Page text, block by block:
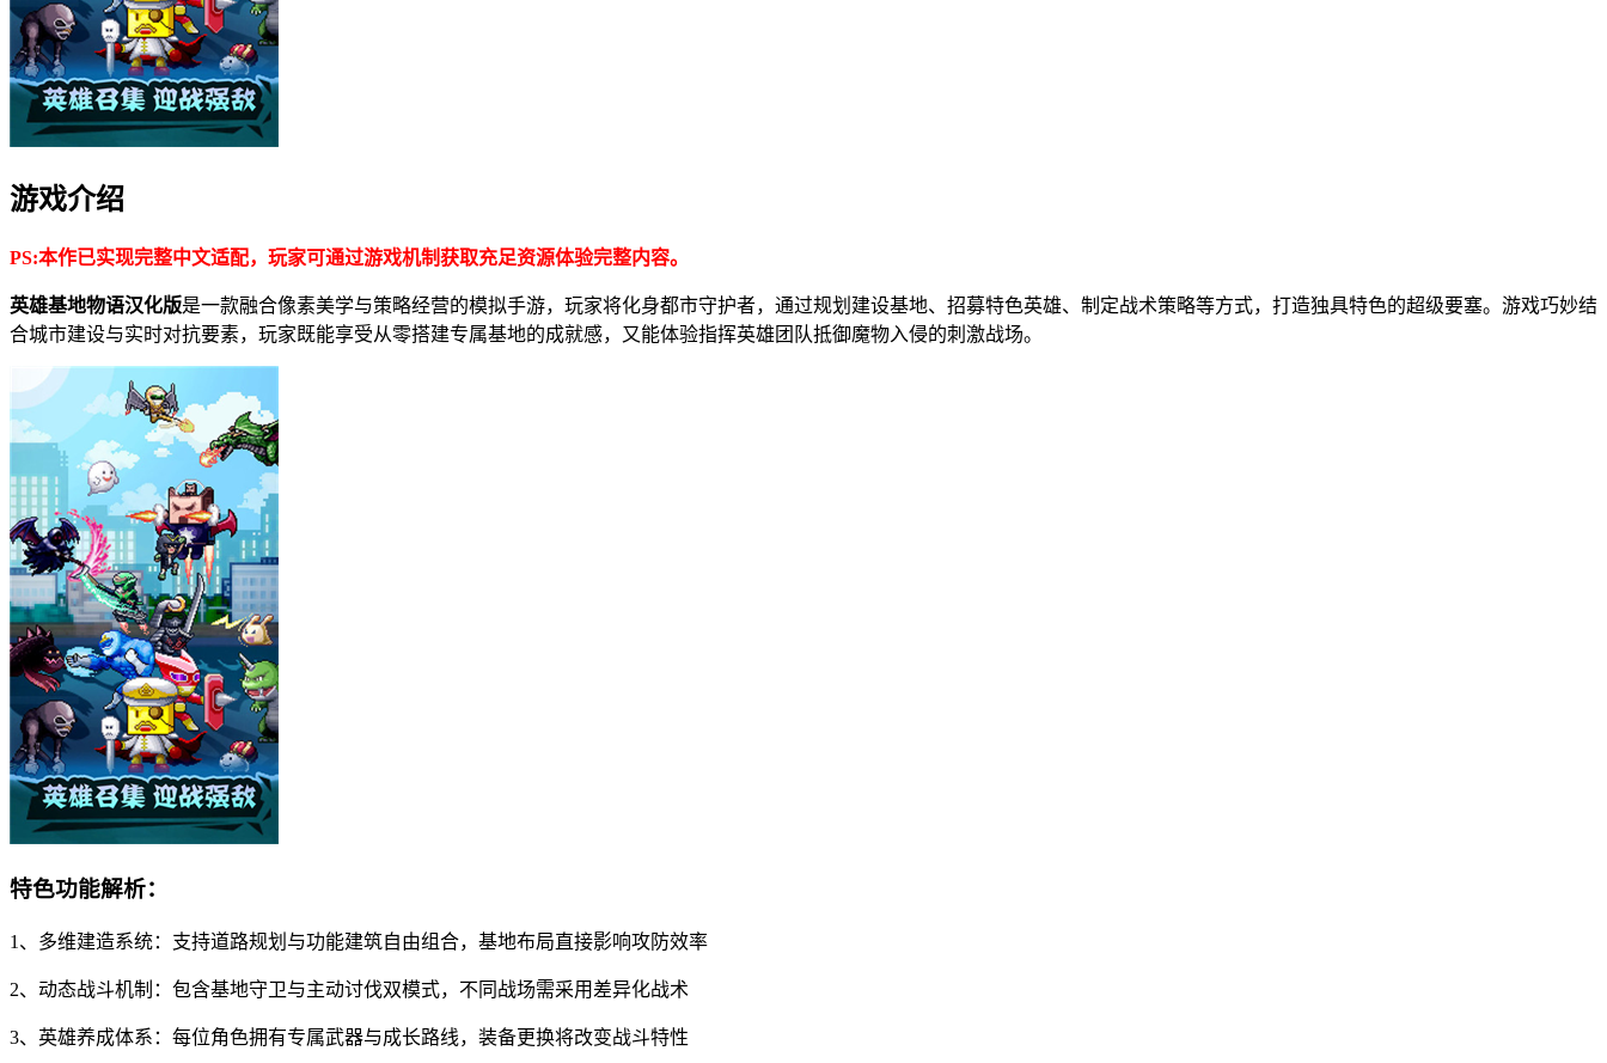
游戏介绍
PS:本作已实现完整中文适配，玩家可通过游戏机制获取充足资源体验完整内容。
英雄基地物语汉化版是一款融合像素美学与策略经营的模拟手游，玩家将化身都市守护者，通过规划建设基地、招募特色英雄、制定战术策略等方式，打造独具特色的超级要塞。游戏巧妙结
合城市建设与实时对抗要素，玩家既能享受从零搭建专属基地的成就感，又能体验指挥英雄团队抵御魔物入侵的刺激战场。
特色功能解析：
1、多维建造系统：支持道路规划与功能建筑自由组合，基地布局直接影响攻防效率
2、动态战斗机制：包含基地守卫与主动讨伐双模式，不同战场需采用差异化战术
3、英雄养成体系：每位角色拥有专属武器与成长路线，装备更换将改变战斗特性